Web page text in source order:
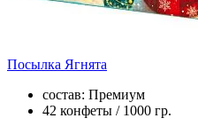
Посылка Ягнята
состав: Премиум
42 конфеты / 1000 гр.